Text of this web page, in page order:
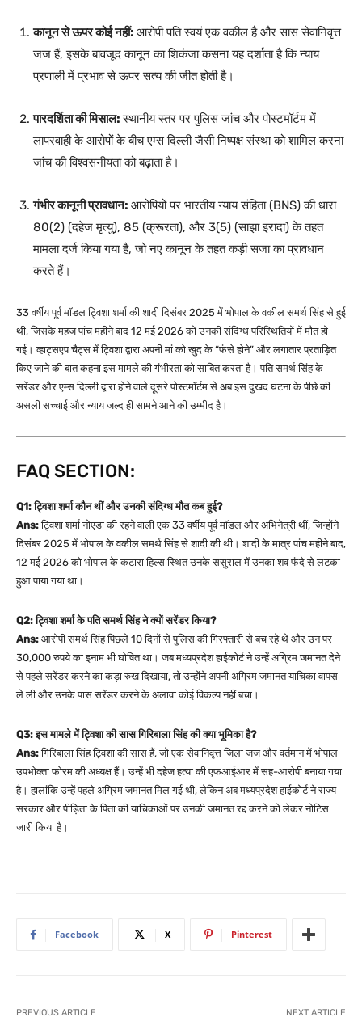
कानून से ऊपर कोई नहीं: आरोपी पति स्वयं एक वकील है और सास सेवानिवृत्त
जज हैं, इसके बावजूद कानून का शिकंजा कसना यह दर्शाता है कि न्याय
प्रणाली में प्रभाव से ऊपर सत्य की जीत होती है।
पारदर्शिता की मिसाल:स्थानीय स्तर पर पुलिस जांच और पोस्टमॉर्टम में
लापरवाही के आरोपों के बीच एम्स दिल्ली जैसी निष्पक्ष संस्था को शामिल करना
जांच की विश्वसनीयता को बढ़ाता है।
गंभीर कानूनी प्रावधान: आरोपियों पर भारतीय न्याय संहिता (BNS) की धारा
80(2) (दहेज मृत्यु), 85 (क्रूरता), और 3(5) (साझा इरादा) के तहत
मामला दर्ज किया गया है, जो नए कानून के तहत कड़ी सजा का प्रावधान
करते हैं।
33 वर्षीय पूर्व मॉडल ट्विशा शर्मा की शादी दिसंबर 2025 में भोपाल के वकील समर्थ सिंह से हुई
थी, जिसके महज पांच महीने बाद 12 मई 2026 को उनकी संदिग्ध परिस्थितियों में मौत हो
गई। व्हाट्सएप चैट्स में ट्विशा द्वारा अपनी मां को खुद के “फंसे होने” और लगातार प्रताड़ित
किए जाने की बात कहना इस मामले की गंभीरता को साबित करता है। पति समर्थ सिंह के
सरेंडर और एम्स दिल्ली द्वारा होने वाले दूसरे पोस्टमॉर्टम से अब इस दुखद घटना के पीछे की
असली सच्चाई और न्याय जल्द ही सामने आने की उम्मीद है।
FAQ SECTION:
Q1: ट्विशा शर्मा कौन थीं और उनकी संदिग्ध मौत कब हुई?
Ans:ट्विशा शर्मा नोएडा की रहने वाली एक 33 वर्षीय पूर्व मॉडल और अभिनेत्री थीं, जिन्होंने
दिसंबर 2025 में भोपाल के वकील समर्थ सिंह से शादी की थी। शादी के मात्र पांच महीने बाद,
12 मई 2026 को भोपाल के कटारा हिल्स स्थित उनके ससुराल में उनका शव फंदे से लटका
हुआ पाया गया था।
Q2: ट्विशा शर्मा के पति समर्थ सिंह ने क्यों सरेंडर किया?
Ans: आरोपी समर्थ सिंह पिछले 10 दिनों से पुलिस की गिरफ्तारी से बच रहे थे और उन पर
30,000 रुपये का इनाम भी घोषित था। जब मध्यप्रदेश हाईकोर्ट ने उन्हें अग्रिम जमानत देने
से पहले सरेंडर करने का कड़ा रुख दिखाया, तो उन्होंने अपनी अग्रिम जमानत याचिका वापस
ले ली और उनके पास सरेंडर करने के अलावा कोई विकल्प नहीं बचा।
Q3: इस मामले में ट्विशा की सास गिरिबाला सिंह की क्या भूमिका है?
Ans:गिरिबाला सिंह ट्विशा की सास हैं, जो एक सेवानिवृत्त जिला जज और वर्तमान में भोपाल
उपभोक्ता फोरम की अध्यक्ष हैं। उन्हें भी दहेज हत्या की एफआईआर में सह-आरोपी बनाया गया
है। हालांकि उन्हें पहले अग्रिम जमानत मिल गई थी, लेकिन अब मध्यप्रदेश हाईकोर्ट ने राज्य
सरकार और पीड़िता के पिता की याचिकाओं पर उनकी जमानत रद्द करने को लेकर नोटिस
जारी किया है।
Facebook X Pinterest
PREVIOUS ARTICLE NEXT ARTICLE